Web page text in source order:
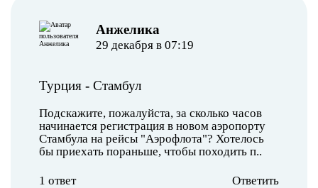
Анжелика
29 декабря в 07:19
Турция - Стамбул
Подскажите, пожалуйста, за сколько часов
начинается регистрация в новом аэропорту
Стамбула на рейсы "Аэрофлота"? Хотелось
бы приехать пораньше, чтобы походить п..
1 ответ Ответить